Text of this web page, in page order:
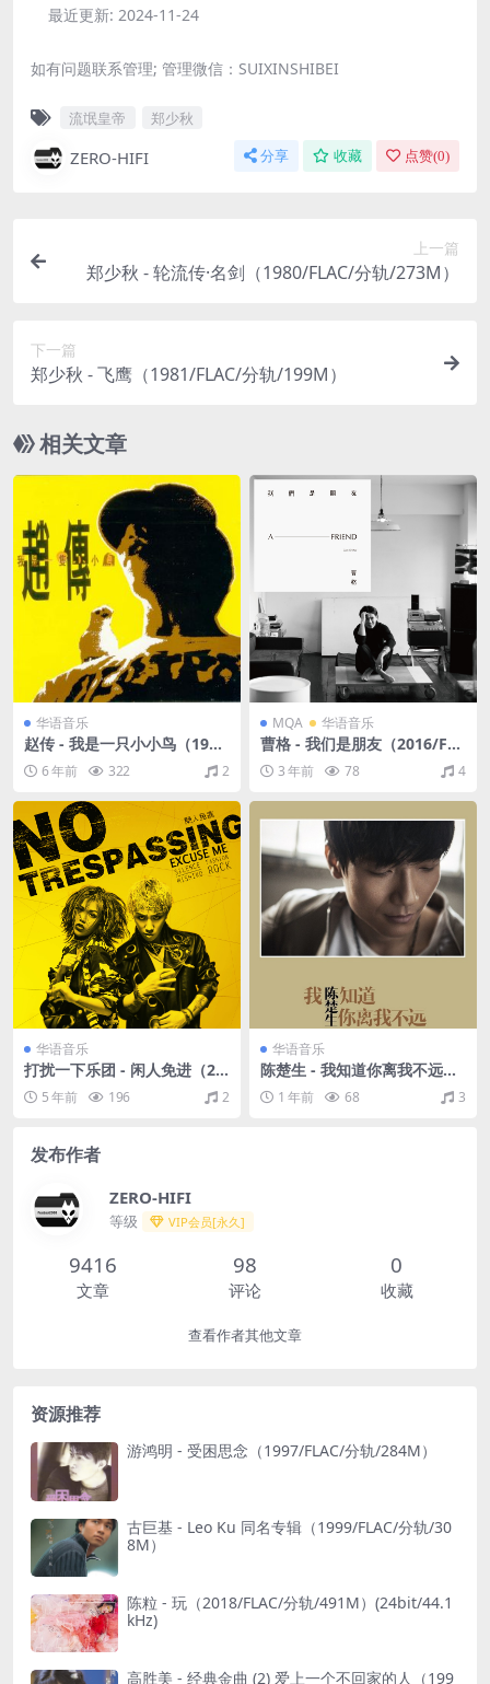
最近更新: 2024-11-24
如有问题联系管理; 管理微信：SUIXINSHIBEI
流氓皇帝 郑少秋
ZERO-HIFI 分享 收藏 点赞(0)
上一篇
郑少秋 - 轮流传·名剑（1980/FLAC/分轨/273M）
下一篇
郑少秋 - 飞鹰（1981/FLAC/分轨/199M）
相关文章
华语音乐
赵传 - 我是一只小小鸟（199
0/Ape+CUE/整轨/268M）
6 年前 322 2
MQA 华语音乐
曹格 - 我们是朋友（2016/FL
AC/分轨/531M）(24bit/48k
Hz)3 年前 78 4
华语音乐
打扰一下乐团 - 闲人免进（20
17/FLAC/分轨/341M）
5 年前 196 2
华语音乐
陈楚生 - 我知道你离我不远
（2013/FLAC/分轨/258M）
1 年前 68 3
发布作者
ZERO-HIFI
等级 VIP会员[永久]
9416
文章
98
评论
0
收藏
查看作者其他文章
资源推荐
游鸿明 - 受困思念（1997/FLAC/分轨/284M）
古巨基 - Leo Ku 同名专辑（1999/FLAC/分轨/30
8M）
陈粒 - 玩（2018/FLAC/分轨/491M）(24bit/44.1
kHz)
高胜美 - 经典金曲 (2) 爱上一个不回家的人（199